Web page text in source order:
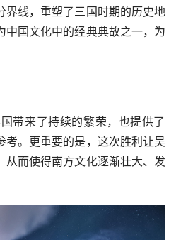
界线，重塑了三国时期的历史地
中国文化中的经典典故之一，为
考。更重要的是，这次胜利让吴
从而使得南方文化逐渐壮大、发